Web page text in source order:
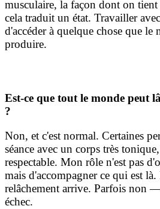
musculaire, la façon dont on tient
cela traduit un état. Travailler
d'accéder à quelque chose que le
produire.
Est-ce que tout le monde peut
?
Non, et c'est normal. Certaines
séance avec un corps très
respectable. Mon rôle n'est pas
mais d'accompagner ce qui est
relâchement arrive. Parfois non
échec.